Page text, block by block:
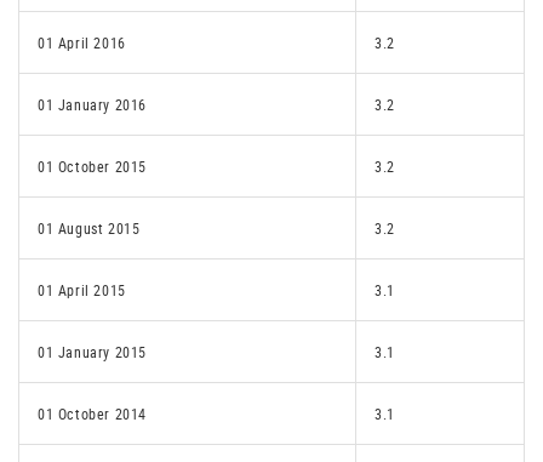
01 April 2016 3.2
01 January 2016 3.2
01 October 2015 3.2
01 August 2015 3.2
01 April 2015 3.1
01 January 2015 3.1
01 October 2014 3.1